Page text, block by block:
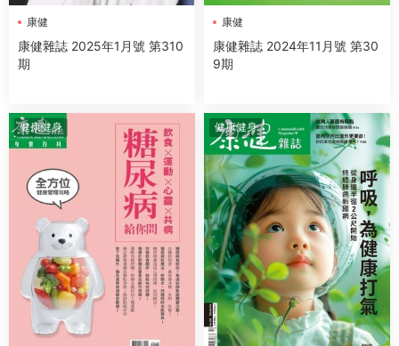
康健
康健雜誌 2025年1月號 第310
期
康健
康健雜誌 2024年11月號 第30
9期
健康健身 健康健身